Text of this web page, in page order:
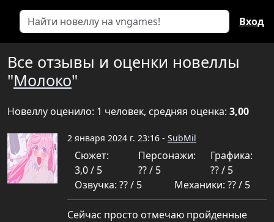
Вход
Все отзывы и оценки новеллы
"Молоко"
Новеллу оценило: 1 человек, средняя оценка: 3,00
2 января 2024 г. 23:16 - SubMil
Сюжет:
3,0 / 5
Персонажи:
?? / 5
Графика:
?? / 5
Озвучка: ?? / 5
Механики: ?? / 5
Сейчас просто отмечаю пройденные